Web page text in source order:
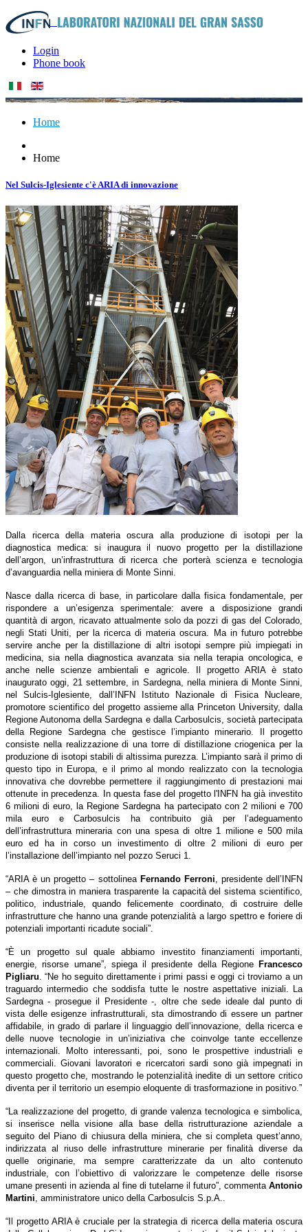
Login
Phone book
Home
Home
Nel Sulcis-Iglesiente c'è ARIA di innovazione
Dalla ricerca della materia oscura alla produzione di isotopi per la
diagnostica medica: si inaugura il nuovo progetto per la distillazione
dell’argon, un’infrastruttura di ricerca che porterà scienza e tecnologia
d’avanguardia nella miniera di Monte Sinni.
Nasce dalla ricerca di base, in particolare dalla fisica fondamentale, per
rispondere a un’esigenza sperimentale: avere a disposizione grandi
quantità di argon, ricavato attualmente solo da pozzi di gas del Colorado,
negli Stati Uniti, per la ricerca di materia oscura. Ma in futuro potrebbe
servire anche per la distillazione di altri isotopi sempre più impiegati in
medicina, sia nella diagnostica avanzata sia nella terapia oncologica, e
anche nelle scienze ambientali e agricole. Il progetto ARIA è stato
inaugurato oggi, 21 settembre, in Sardegna, nella miniera di Monte Sinni,
nel Sulcis-Iglesiente, dall’INFN Istituto Nazionale di Fisica Nucleare,
promotore scientifico del progetto assieme alla Princeton University, dalla
Regione Autonoma della Sardegna e dalla Carbosulcis, società partecipata
della Regione Sardegna che gestisce l’impianto minerario. Il progetto
consiste nella realizzazione di una torre di distillazione criogenica per la
produzione di isotopi stabili di altissima purezza. L’impianto sarà il primo di
questo tipo in Europa, e il primo al mondo realizzato con la tecnologia
innovativa che dovrebbe permettere il raggiungimento di prestazioni mai
ottenute in precedenza. In questa fase del progetto l'INFN ha già investito
6 milioni di euro, la Regione Sardegna ha partecipato con 2 milioni e 700
mila euro e Carbosulcis ha contribuito già per l’adeguamento
dell’infrastruttura mineraria con una spesa di oltre 1 milione e 500 mila
euro ed ha in corso un investimento di oltre 2 milioni di euro per
l’installazione dell’impianto nel pozzo Seruci 1.
“ARIA è un progetto – sottolinea Fernando Ferroni, presidente dell’INFN
– che dimostra in maniera trasparente la capacità del sistema scientifico,
politico, industriale, quando felicemente coordinato, di costruire delle
infrastrutture che hanno una grande potenzialità a largo spettro e foriere di
potenziali importanti ricadute sociali”.
“È un progetto sul quale abbiamo investito finanziamenti importanti,
energie, risorse umane”, spiega il presidente della Regione Francesco
Pigliaru. “Ne ho seguito direttamente i primi passi e oggi ci troviamo a un
traguardo intermedio che soddisfa tutte le nostre aspettative iniziali. La
Sardegna - prosegue il Presidente -, oltre che sede ideale dal punto di
vista delle esigenze infrastrutturali, sta dimostrando di essere un partner
affidabile, in grado di parlare il linguaggio dell’innovazione, della ricerca e
delle nuove tecnologie in un’iniziativa che coinvolge tante eccellenze
internazionali. Molto interessanti, poi, sono le prospettive industriali e
commerciali. Giovani lavoratori e ricercatori sardi sono già impegnati in
questo progetto che, mostrando le potenzialità inedite di un settore critico
diventa per il territorio un esempio eloquente di trasformazione in positivo.”
“La realizzazione del progetto, di grande valenza tecnologica e simbolica,
si inserisce nella visione alla base della ristrutturazione aziendale a
seguito del Piano di chiusura della miniera, che si completa quest’anno,
indirizzata al riuso delle infrastrutture minerarie per finalità diverse da
quelle originarie, ma sempre caratterizzate da un alto contenuto
industriale, con l’obiettivo di valorizzare le competenze delle risorse
umane presenti in azienda al fine di tutelarne il futuro”, commenta Antonio
Martini, amministratore unico della Carbosulcis S.p.A..
“Il progetto ARIA è cruciale per la strategia di ricerca della materia oscura